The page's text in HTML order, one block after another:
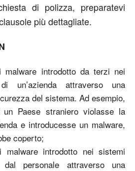
di polizza, preparatevi
più dettagliate.
malware introdotto da terzi nei
un’azienda attraverso una
del sistema. Ad esempio,
Paese straniero violasse la
e introducesse un malware,
coperto;
malware introdotto nei sistemi
dal personale attraverso una